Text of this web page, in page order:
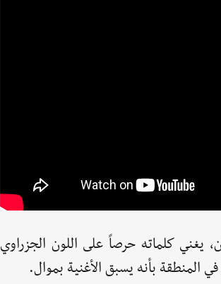
يغني كلماته حرصاً على اللون الجزراوي
المنطقة بأنه يسبق الأغنية بموال.